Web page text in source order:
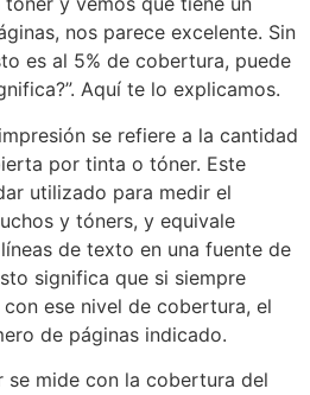
nos parece excelente. Sin
es al 5% de cobertura, puede
Aquí te lo explicamos.
se refiere a la cantidad
por tinta o tóner. Este
utilizado para medir el
y tóners, y equivale
de texto en una fuente de
significa que si siempre
ese nivel de cobertura, el
de páginas indicado.
se mide con la cobertura del